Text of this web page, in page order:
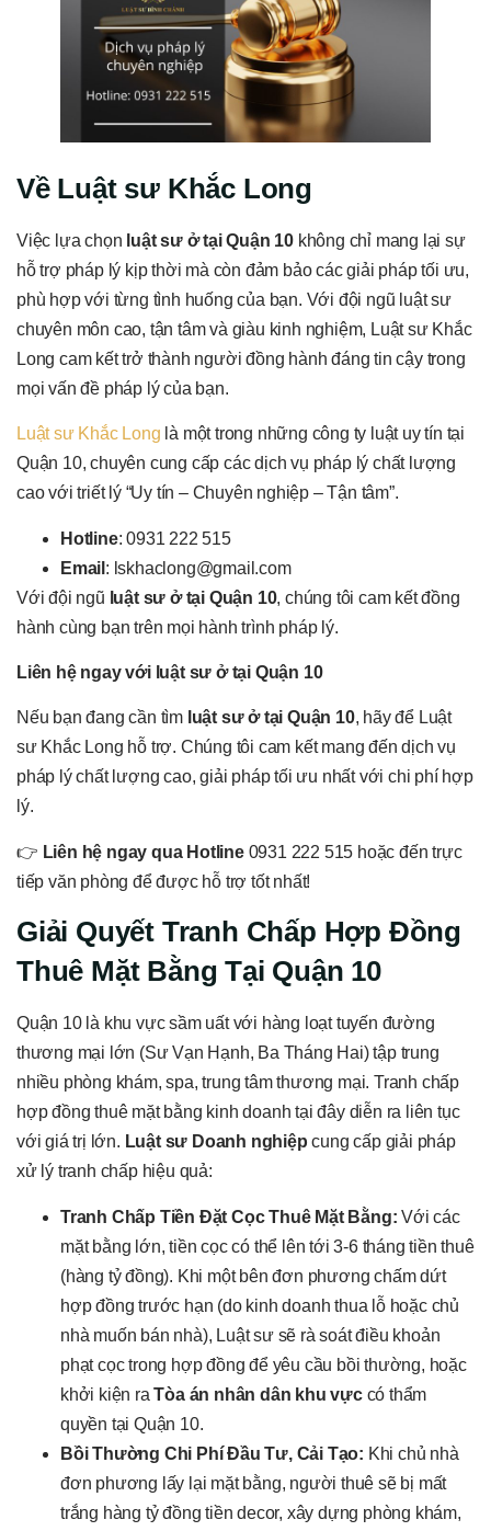
Về Luật sư Khắc Long
Việc lựa chọn luật sư ở tại Quận 10 không chỉ mang lại sự
hỗ trợ pháp lý kịp thời mà còn đảm bảo các giải pháp tối ưu,
phù hợp với từng tình huống của bạn. Với đội ngũ luật sư
chuyên môn cao, tận tâm và giàu kinh nghiệm, Luật sư Khắc
Long cam kết trở thành người đồng hành đáng tin cậy trong
mọi vấn đề pháp lý của bạn.
Luật sư Khắc Long là một trong những công ty luật uy tín tại
Quận 10, chuyên cung cấp các dịch vụ pháp lý chất lượng
cao với triết lý “Uy tín – Chuyên nghiệp – Tận tâm”.
Hotline: 0931 222 515
Email : lskhaclong@gmail.com
Với đội ngũ luật sư ở tại Quận 10, chúng tôi cam kết đồng
hành cùng bạn trên mọi hành trình pháp lý.
Liên hệ ngay với luật sư ở tại Quận 10
Nếu bạn đang cần tìm luật sư ở tại Quận 10, hãy để Luật
sư Khắc Long hỗ trợ. Chúng tôi cam kết mang đến dịch vụ
pháp lý chất lượng cao, giải pháp tối ưu nhất với chi phí hợp
lý.
👉 Liên hệ ngay qua Hotline 0931 222 515 hoặc đến trực
tiếp văn phòng để được hỗ trợ tốt nhất!
Giải Quyết Tranh Chấp Hợp Đồng
Thuê Mặt Bằng Tại Quận 10
Quận 10 là khu vực sầm uất với hàng loạt tuyến đường
thương mại lớn (Sư Vạn Hạnh, Ba Tháng Hai) tập trung
nhiều phòng khám, spa, trung tâm thương mại. Tranh chấp
hợp đồng thuê mặt bằng kinh doanh tại đây diễn ra liên tục
với giá trị lớn. Luật sư Doanh nghiệp cung cấp giải pháp
xử lý tranh chấp hiệu quả:
Tranh Chấp Tiền Đặt Cọc Thuê Mặt Bằng: Với các
mặt bằng lớn, tiền cọc có thể lên tới 3-6 tháng tiền thuê
(hàng tỷ đồng). Khi một bên đơn phương chấm dứt
hợp đồng trước hạn (do kinh doanh thua lỗ hoặc chủ
nhà muốn bán nhà), Luật sư sẽ rà soát điều khoản
phạt cọc trong hợp đồng để yêu cầu bồi thường, hoặc
khởi kiện raTòa án nhân dân khu vựccó thẩm
quyền tại Quận 10.
Bồi Thường Chi Phí Đầu Tư, Cải Tạo: Khi chủ nhà
đơn phương lấy lại mặt bằng, người thuê sẽ bị mất
trắng hàng tỷ đồng tiền decor, xây dựng phòng khám,